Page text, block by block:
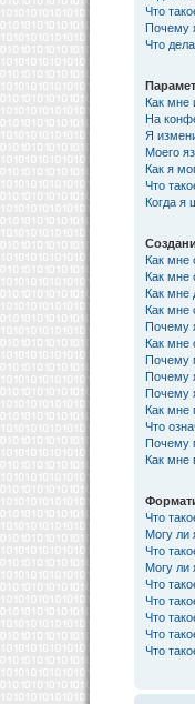
Что
Почему
Что
Как мне
На
Я
Моего
Как я
Что
Когда я
Как мне
Как мне
Как мне
Как мне
Почему
Как мне
Почему
Почему
Почему
Как мне
Что
Почему
Как мне
Что
Могу ли
Что
Могу ли
Что
Что
Что
Что
Что